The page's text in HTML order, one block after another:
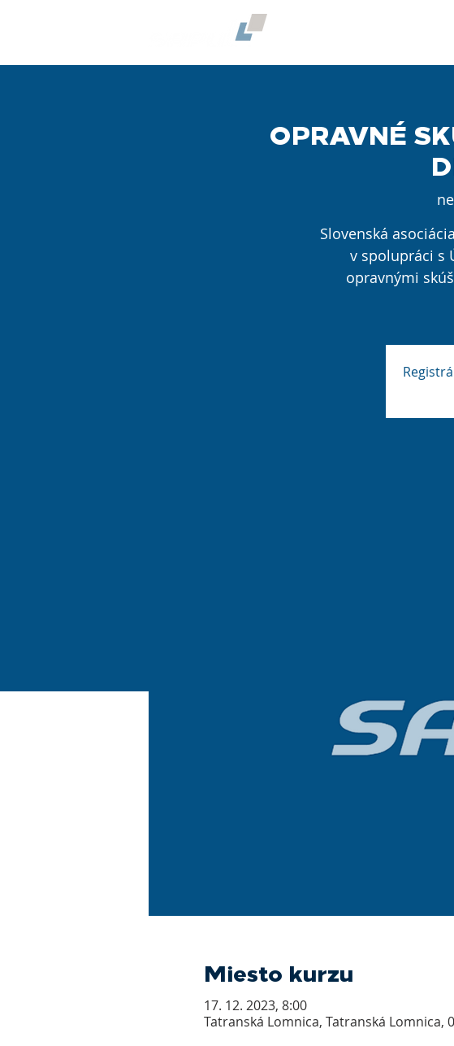
OPRAVNÉ
Slovenská
v spolupráci s
opravnými
Miesto kurzu
17. 12. 2023, 8:00
Tatranská Lomnica, Tatranská Lomnica,